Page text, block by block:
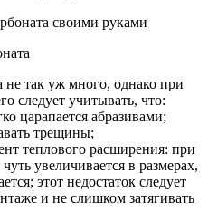
не так уж много, однако при
следует учитывать, что:
царапается абразивами;
трещины;
теплового расширения: при
увеличивается в размерах,
этот недостаток следует
и не слишком затягивать